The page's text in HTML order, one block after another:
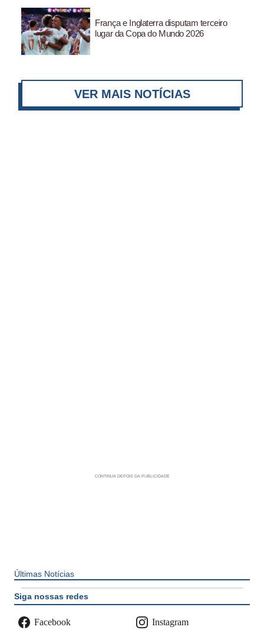
França e Inglaterra disputam terceiro
lugar da Copa do Mundo 2026
VER MAIS NOTÍCIAS
Últimas Notícias
Siga nossas redes
Facebook Instagram